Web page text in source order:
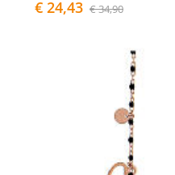
€ 24,43 € 34,90